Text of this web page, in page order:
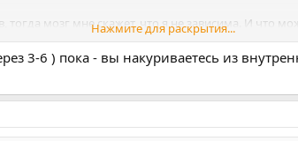
тогда мозг мне скажет, что я не зависима. И что
Нажмите для раскрытия...
3-6 ) пока - вы накуриваетесь из